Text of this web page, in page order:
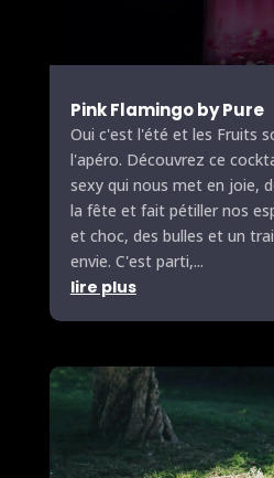
Pink Flamingo byPure
Oui c'est l'été et les Fruits
l'apéro. Découvrez ce
sexy qui nous met en joie,
la fête et fait pétiller nos
et choc, des bulles et un
envie. C'est parti,...
lire plus